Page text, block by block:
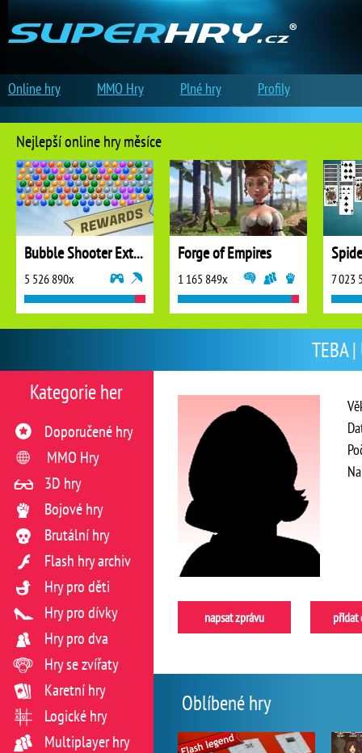
TEBA
napsat zprávu přidat
Oblíbené hry
Kategorie her
Doporučené hry
MMO Hry
3D hry
Bojové hry
Brutální hry
Flash hry archiv
Hry pro děti
Hry pro dívky
Hry pro dva
Hry se zvířaty
Karetní hry
Logické hry
Multiplayer hry
Nejlepší online hry měsíce
Bubble Shooter Extreme
5 526 890x
Forge of Empires
1 165 849x 7 023
Online hry MMO Hry Plné hry Profily